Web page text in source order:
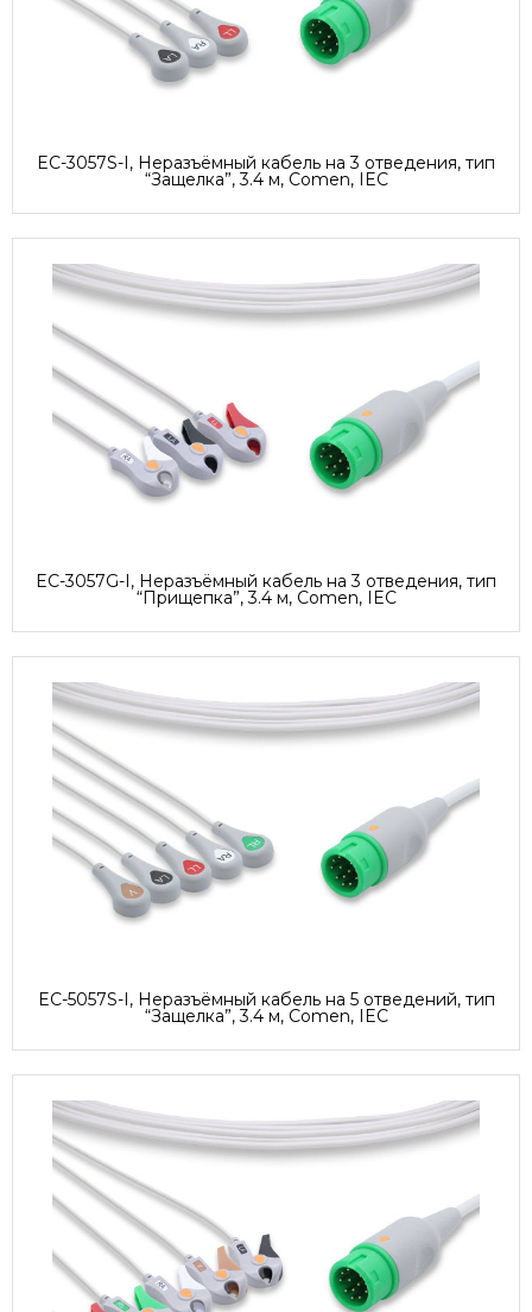
EC-3057S-I, Неразъёмный кабель на 3 отведения, тип
“Защелка”, 3.4 м, Comen, IEC
EC-3057G-I, Неразъёмный кабель на 3 отведения, тип
“Прищепка”, 3.4 м, Comen, IEC
EC-5057S-I, Неразъёмный кабель на 5 отведений, тип
“Защелка”, 3.4 м, Comen, IEC